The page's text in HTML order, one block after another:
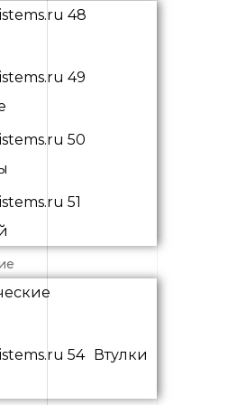
Втулки